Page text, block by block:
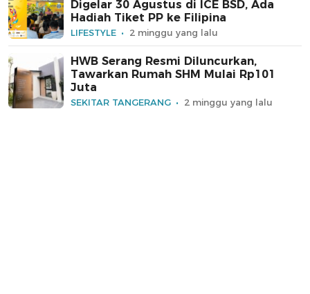
Digelar 30 Agustus di ICE BSD, Ada
Hadiah Tiket PP ke Filipina
LIFESTYLE 2 minggu yang lalu
HWB Serang Resmi Diluncurkan,
Tawarkan Rumah SHM Mulai Rp101
Juta
SEKITAR TANGERANG 2 minggu yang lalu